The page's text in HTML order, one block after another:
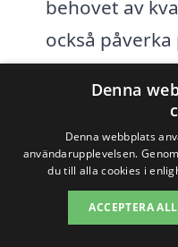
behovet av
också påverka
Förutom
viktigt att få flera
industristädning i
jämföra priser
städföretag kan
Denna
Denna webbplats
användarupplevelsen.
du till alla cookies i
ACCEPTERA